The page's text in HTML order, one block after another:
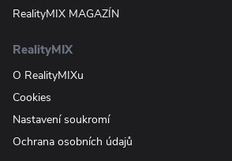
RealityMIX MAGAZÍN
RealityMIX
O RealityMIXu
Cookies
Nastavení soukromí
Ochrana osobních údajů